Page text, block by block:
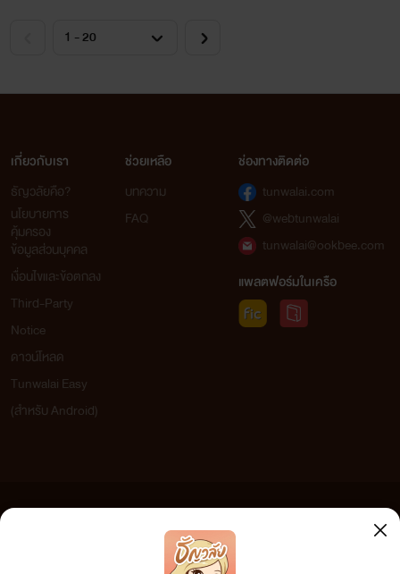
เกี่ยวกับเรา
ธัญวลัยคือ?
นโยบายการ
คุ้มครอง
ข้อมูลส่วนบุคคล
เงื่อนไขและข้อตกลง
Third-Party
Notice
ดาวน์โหลด
Tunwalai Easy
(สำหรับ Android)
ช่วยเหลือ
บทความ
FAQ
ช่องทางติดต่อ
tunwalai.com
@webtunwalai
tunwalai@ookbee.com
แพลตฟอร์มในเครือ
เว็บไซต์แห่งนี้ไม่ได้เห็นด้วยและไม่ขอรับผิดชอบต่อข้อความใดๆ ทั้งสิ้น ดังนั้นผู้อ่านทุกท่านโปรดใช้
วิจารณญาณในการกลั่นกรองด้วยตนเอง และหากท่านพบข้อความใดๆ ที่ขัดต่อกฎหมายและศีลธรรม